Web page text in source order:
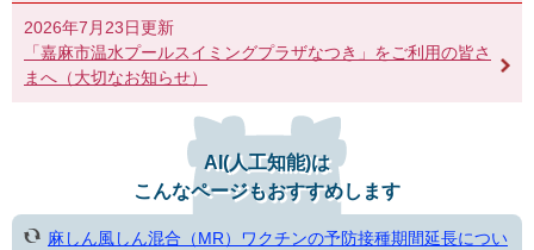
2026年7月23日更新
「嘉麻市温水プールスイミングプラザなつき」をご利用の皆さ
まへ（大切なお知らせ）
AI(人工知能)は
こんなページもおすすめします
麻しん風しん混合（MR）ワクチンの予防接種期間延長につい